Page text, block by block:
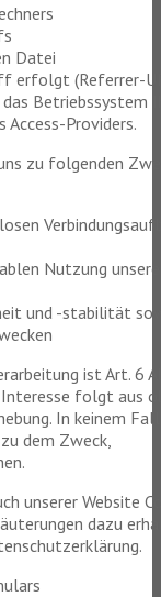
Datei
erfolgt (Referrer-
Betriebssystem
Access-Providers.
zu folgenden
Nutzung
und -stabilität
ist Art. 6
Interesse folgt aus
In keinem Fall
dem Zweck,
unserer Website
dazu